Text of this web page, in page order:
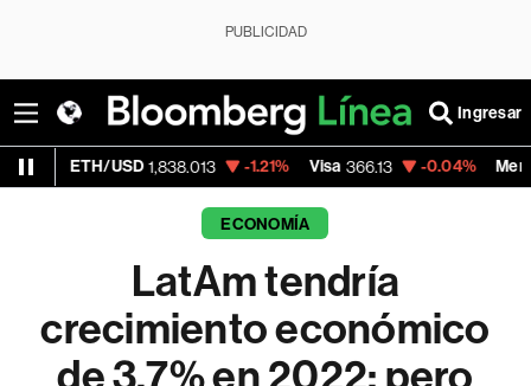
PUBLICIDAD
Ingresar
1,838.013 -1.21% Visa 366.13 -0.04% MercadoLibre
ECONOMÍA
LatAm tendría
crecimiento económico